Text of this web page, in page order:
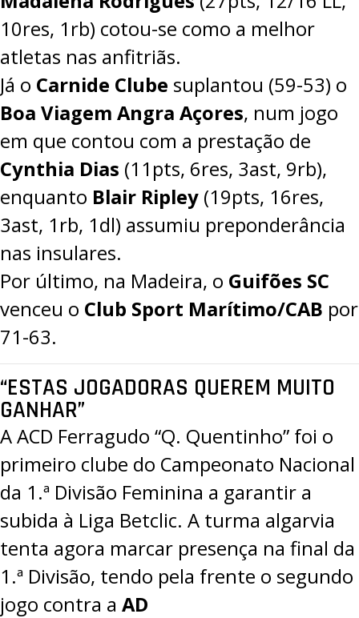
10res, 1rb) cotou-se como a melhor
atletas nas anfitriãs.
Já o Carnide Clube suplantou (59-53) o
Boa Viagem Angra Açores, num jogo
em que contou com a prestação de
Cynthia Dias (11pts, 6res, 3ast, 9rb),
enquanto Blair Ripley (19pts, 16res,
3ast, 1rb, 1dl) assumiu preponderância
nas insulares.
Por último, na Madeira, o Guifões SC
venceu o Club Sport Marítimo/CAB por
71-63.
“ESTAS JOGADORAS QUEREM MUITO
GANHAR”
AACD Ferragudo “Q. Quentinho” foi o
primeiro clube do Campeonato Nacional
da 1.ª Divisão Feminina a garantir a
subida à Liga Betclic. A turma algarvia
tenta agora marcar presença na final da
1.ª Divisão, tendo pela frente o segundo
jogo contra a AD